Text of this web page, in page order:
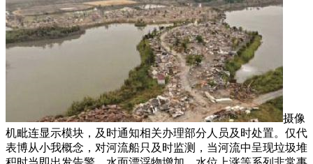
摄像
机毗连显示模块，及时通知相关办理部分人员及时处置。仅代
表博从小我概念，对河流船只及时监测，当河流中呈现垃圾堆